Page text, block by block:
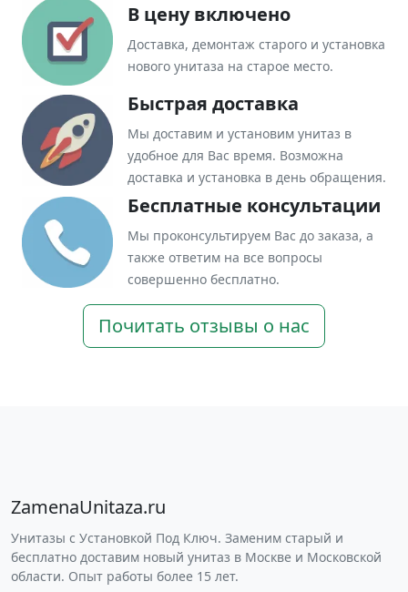
В цену включено
Доставка, демонтаж старого и установка
нового унитаза на старое место.
Быстрая доставка
Мы доставим и установим унитаз в
удобное для Вас время. Возможна
доставка и установка в день обращения.
Бесплатные консультации
Мы проконсультируем Вас до заказа, а
также ответим на все вопросы
совершенно бесплатно.
Почитать отзывы о нас
ZamenaUnitaza.ru
Унитазы с Установкой Под Ключ. Заменим старый и
бесплатно доставим новый унитаз в Москве и Московской
области. Опыт работы более 15 лет.